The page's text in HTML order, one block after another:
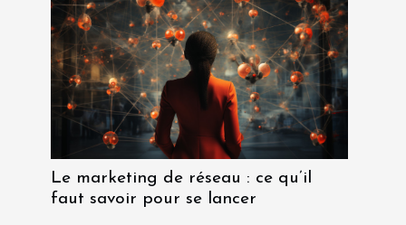
Le marketing de réseau : ce qu’il
faut savoir pour se lancer